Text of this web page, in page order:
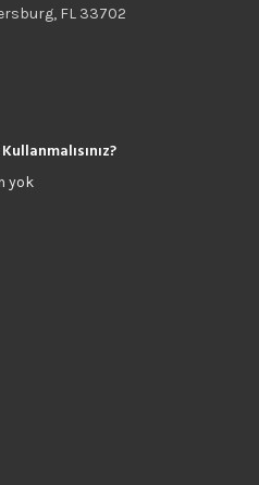
FL 33702
yok